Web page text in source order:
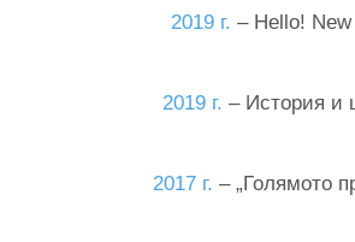
2019 г. – Hello!
2019 г. – История и
2017 г. – „Голямото